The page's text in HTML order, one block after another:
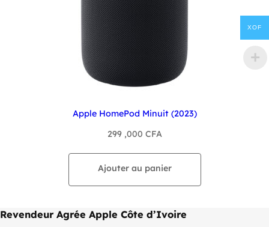
Apple HomePod Minuit (2023)
299 ,000 CFA
Ajouter au panier
Revendeur Agrée Apple Côte d’Ivoire
XOF